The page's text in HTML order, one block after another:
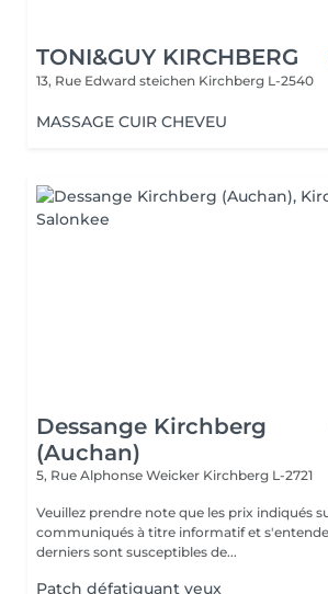
TONI&GUY KIRCHBERG
13, Rue Edward steichen Kirchberg L-2540
MASSAGE CUIR CHEVEU
Dessange Kirchberg
(Auchan)
5, Rue Alphonse Weicker Kirchberg L-2721
Veuillez prendre note que les prix indiqués
communiqués à titre informatif et
derniers sont susceptibles de...
Patch défatiguant yeux